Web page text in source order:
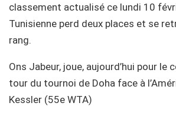
classement actualisé ce lundi 10
Tunisienne perd deux places et se
rang.
Ons Jabeur, joue, aujourd’hui pour le
tour du tournoi de Doha face à
Kessler (55e WTA)